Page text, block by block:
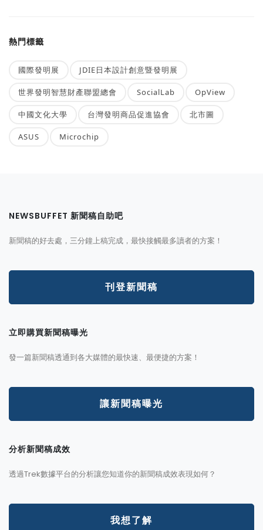
熱門標籤
國際發明展 JDIE日本設計創意暨發明展
世界發明智慧財產聯盟總會 SocialLab OpView
中國文化大學 台灣發明商品促進協會 北市圖
ASUS Microchip
NEWSBUFFET 新聞稿自助吧
新聞稿的好去處，三分鐘上稿完成，最快接觸最多讀者的方案！
刊登新聞稿
立即購買新聞稿曝光
發一篇新聞稿透通到各大媒體的最快速、最便捷的方案！
讓新聞稿曝光
分析新聞稿成效
透過Trek數據平台的分析讓您知道你的新聞稿成效表現如何？
我想了解